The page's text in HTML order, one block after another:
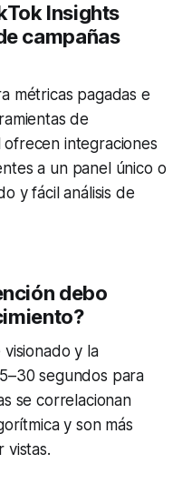
Insights
campañas
métricas pagadas e
de
integraciones
a un panel único o
y fácil análisis de
debo
y la
segundos para
se correlacionan
y son más
vistas.